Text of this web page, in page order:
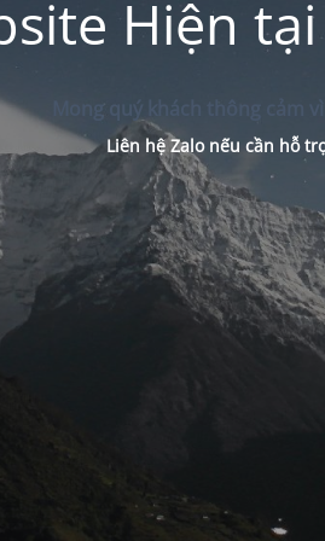
Hiện
Mong quý khách thông cảm
Liên hệ Zalo nếu cần hỗ